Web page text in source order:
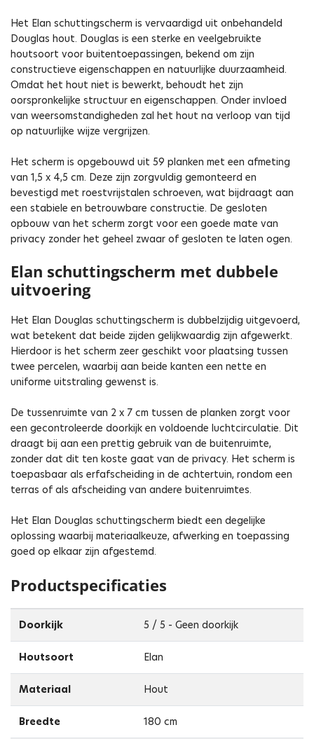
Het Elan schuttingscherm is vervaardigd uit onbehandeld
Douglas hout. Douglas is een sterke en veelgebruikte
houtsoort voor buitentoepassingen, bekend om zijn
constructieve eigenschappen en natuurlijke duurzaamheid.
Omdat het hout niet is bewerkt, behoudt het zijn
oorspronkelijke structuur en eigenschappen. Onder invloed
van weersomstandigheden zal het hout na verloop van tijd
op natuurlijke wijze vergrijzen.
Het scherm is opgebouwd uit 59 planken met een afmeting
van 1,5 x 4,5 cm. Deze zijn zorgvuldig gemonteerd en
bevestigd met roestvrijstalen schroeven, wat bijdraagt aan
een stabiele en betrouwbare constructie. De gesloten
opbouw van het scherm zorgt voor een goede mate van
privacy zonder het geheel zwaar of gesloten te laten ogen.
Elan schuttingscherm met dubbele
uitvoering
Het Elan Douglas schuttingscherm is dubbelzijdig uitgevoerd,
wat betekent dat beide zijden gelijkwaardig zijn afgewerkt.
Hierdoor is het scherm zeer geschikt voor plaatsing tussen
twee percelen, waarbij aan beide kanten een nette en
uniforme uitstraling gewenst is.
De tussenruimte van 2 x 7 cm tussen de planken zorgt voor
een gecontroleerde doorkijk en voldoende luchtcirculatie. Dit
draagt bij aan een prettig gebruik van de buitenruimte,
zonder dat dit ten koste gaat van de privacy. Het scherm is
toepasbaar als erfafscheiding in de achtertuin, rondom een
terras of als afscheiding van andere buitenruimtes.
Het Elan Douglas schuttingscherm biedt een degelijke
oplossing waarbij materiaalkeuze, afwerking en toepassing
goed op elkaar zijn afgestemd.
Productspecificaties
Doorkijk 5 / 5 - Geen doorkijk
Houtsoort Elan
Materiaal Hout
Breedte 180 cm